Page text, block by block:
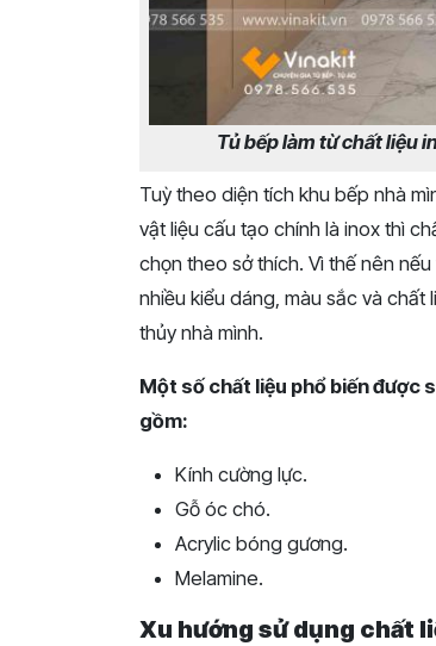
Tủ bếp làm từ chất liệu
Tuỳ theo diện tích khu bếp nhà
vật liệu cấu tạo chính là inox thì
chọn theo sở thích. Vì thế nên
nhiều kiểu dáng, màu sắc và
thủy nhà mình.
Một số chất liệu phổ biến được
gồm:
Kính cường lực.
Gỗ óc chó.
Acrylic bóng gương.
Melamine.
Xu hướng sử dụng chất